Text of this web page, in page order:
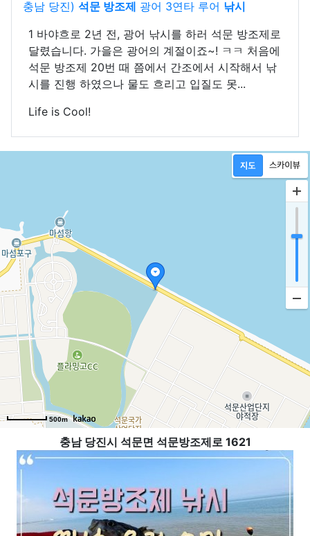
충남 당진) 석문 방조제 광어 3연타 루어 낚시
1 바야흐로 2년 전, 광어 낚시를 하러 석문 방조제로
달렸습니다. 가을은 광어의 계절이죠~! ㅋㅋ 처음에
석문 방조제 20번 때 쯤에서 간조에서 시작해서 낚
시를 진행 하였으나 물도 흐리고 입질도 못...
Life is Cool!
500m
충남 당진시 석문면 석문방조제로 1621